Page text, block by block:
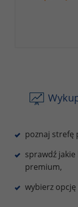
poznaj strefę
sprawdź
premium,
wybierz